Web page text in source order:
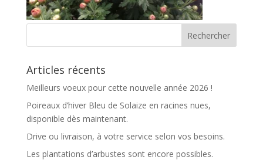
Articles récents
Meilleurs voeux pour cette nouvelle année 2026 !
Poireaux d’hiver Bleu de Solaize en racines nues,
disponible dès maintenant.
Drive ou livraison, à votre service selon vos besoins.
Les plantations d’arbustes sont encore possibles.